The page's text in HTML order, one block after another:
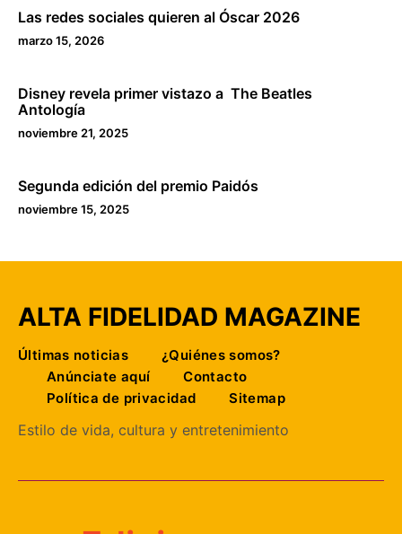
Las redes sociales quieren al Óscar 2026
marzo 15, 2026
Disney revela primer vistazo a The Beatles
Antología
noviembre 21, 2025
Segunda edición del premio Paidós
noviembre 15, 2025
ALTA FIDELIDAD MAGAZINE
Últimas noticias
¿Quiénes somos?
Anúnciate aquí
Contacto
Política de privacidad
Sitemap
Estilo de vida, cultura y entretenimiento